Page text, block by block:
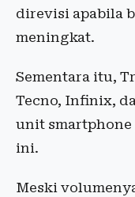
direvisi apabila
meningkat.
Sementara itu,
Tecno, Infinix,
unit smartphone
ini.
Meski